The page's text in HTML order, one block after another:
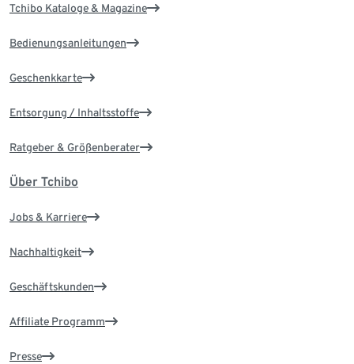
Tchibo Kataloge & Magazine
Bedienungsanleitungen
Geschenkkarte
Entsorgung / Inhaltsstoffe
Ratgeber & Größenberater
Über Tchibo
Jobs & Karriere
Nachhaltigkeit
Geschäftskunden
Affiliate Programm
Presse